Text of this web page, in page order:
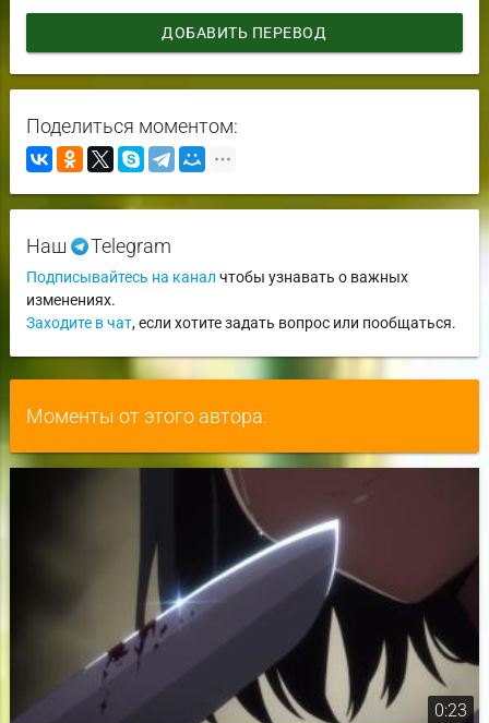
ДОБАВИТЬ ПЕРЕВОД
Поделиться моментом:
Наш Telegram
Подписывайтесь на канал чтобы узнавать о важных
изменениях.
Заходите в чат, если хотите задать вопрос или пообщаться.
Моменты от этого автора:
0:23